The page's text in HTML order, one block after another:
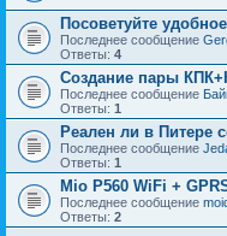
Посоветуйте
Последнее сообщение
Ответы: 4
Создание пары
Последнее сообщение
Ответы: 1
Реален ли в Питере
Последнее сообщение
Ответы: 1
Mio P560 WiFi +
Последнее сообщение
Ответы: 2